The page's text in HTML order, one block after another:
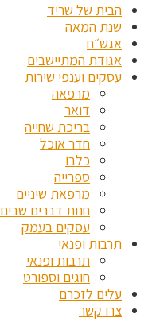
הבית של שריד
שנת המאה
אגש״ח
אגודת המתיישבים
עסקים וענפי שירות
מרפאה
דואר
בריכת שחייה
חדר אוכל
כלבו
ספרייה
מרפאת שיניים
חנות דברים שבים
עסקים בעמק
תרבות ופנאי
תרבות ופנאי
חוגים וספורט
עלים לזכרם
צרו קשר